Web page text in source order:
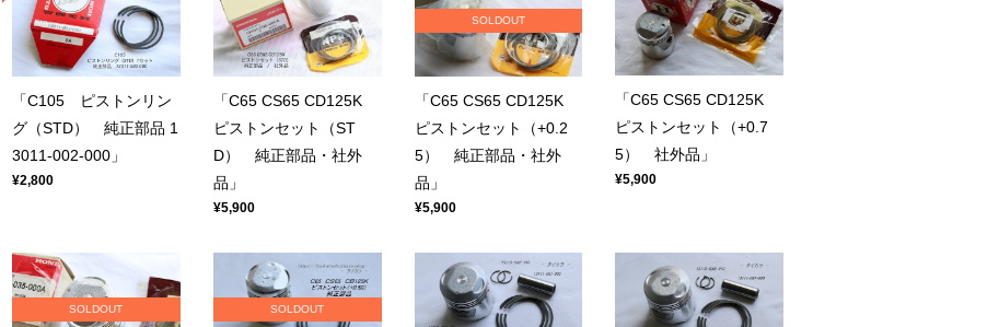
「C105 ピストンリン
グ（STD） 純正部品 1
3011-002-000」
¥2,800
「C65 CS65 CD125K
ピストンセット（ST
D） 純正部品・社外
品」
¥5,900
SOLDOUT
「C65 CS65 CD125K
ピストンセット（+0.2
5） 純正部品・社外
品」
¥5,900
「C65 CS65 CD125K
ピストンセット（+0.7
5） 社外品」
¥5,900
SOLDOUT SOLDOUT